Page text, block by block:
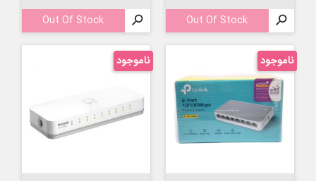

Out Of Stock

Out Of Stock
ناموجود ناموجود